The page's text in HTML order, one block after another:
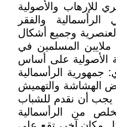
للإرهاب والأصولية
والفقر
وجميع أشكال
ملايين المسلمين في
الأصولية على أساس
جمهورية الرأسمالية
الهشاشة والتهميش
يجب أن نقدم للشباب
من الرأسمالية